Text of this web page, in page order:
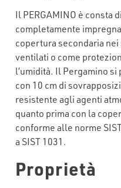
Il PERGAMINO è consta
completamente
copertura secondaria
ventilati o come
l’umidità. Il Pergamino
con 10 cm di
resistente agli agenti
quanto prima con la
conforme alle norme
a SIST 1031.
Proprietà